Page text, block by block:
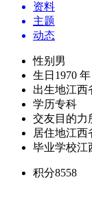
资料
主题
动态
性别 男
生日 1970
出生地江西
学历专科
交友目的力
居住地江西
毕业学校江
积分8558